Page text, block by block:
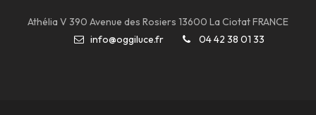
Athélia V 390 Avenue des Rosiers 13600 La Ciotat FRANCE
info@oggiluce.fr
04 42 38 01 33